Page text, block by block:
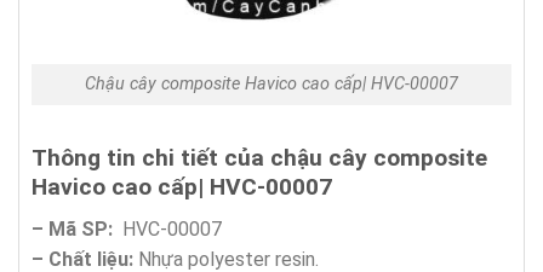
Chậu cây composite Havico cao cấp| HVC-00007
Thông tin chi tiết của chậu cây composite
Havico cao cấp| HVC-00007
– Mã SP: HVC-00007
– Chất liệu: Nhựa polyester resin.